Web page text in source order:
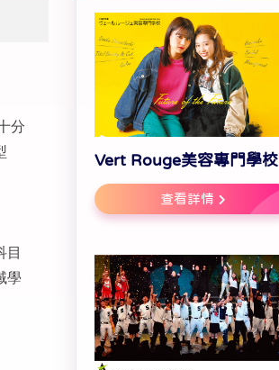
分
目
學
Vert Rouge美容專門學校
查看詳情